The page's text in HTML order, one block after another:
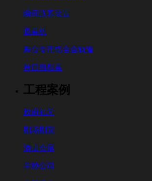
瞬间跌幕装置
吸幕机
舞台专用铝合金轨道
卷筒电影幕
工程案例
政府礼堂
剧场剧院
酒店会展
学校公司